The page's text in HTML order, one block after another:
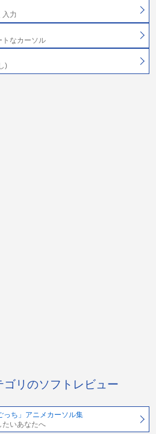
入力
トなカーソル
)
ゴリのソフトレビュー
っち」アニメカーソル集
たいあなたへ